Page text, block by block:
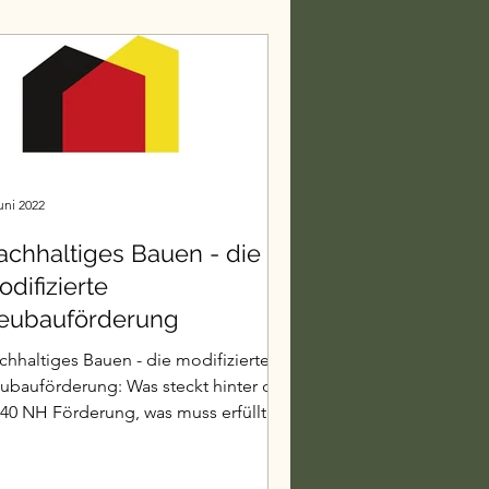
Visualisierung
Bauen - die
Bauen - die modifizierte
Was steckt hinter der
NH Förderung, was muss erfüllt
2022